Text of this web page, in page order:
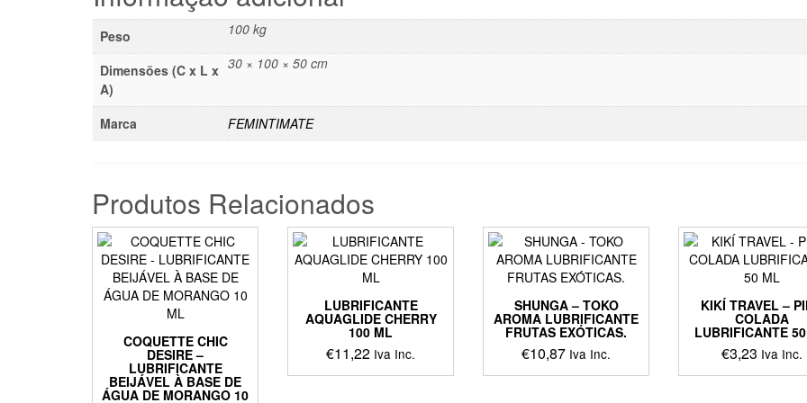
Peso 100 kg
Dimensões (C x L x
A)
30 × 100 × 50 cm
Marca FEMINTIMATE
Produtos Relacionados
COQUETTE CHIC
DESIRE –
LUBRIFICANTE
BEIJÁVEL À BASE DE
ÁGUA DE MORANGO 10
LUBRIFICANTE
AQUAGLIDE CHERRY
100 ML
€11,22 Iva Inc.
SHUNGA – TOKO
AROMA LUBRIFICANTE
FRUTAS EXÓTICAS.
€10,87 Iva Inc.
KIKÍ TRAVEL –
COLADA
LUBRIFICANTE
€3,23 Iva Inc.